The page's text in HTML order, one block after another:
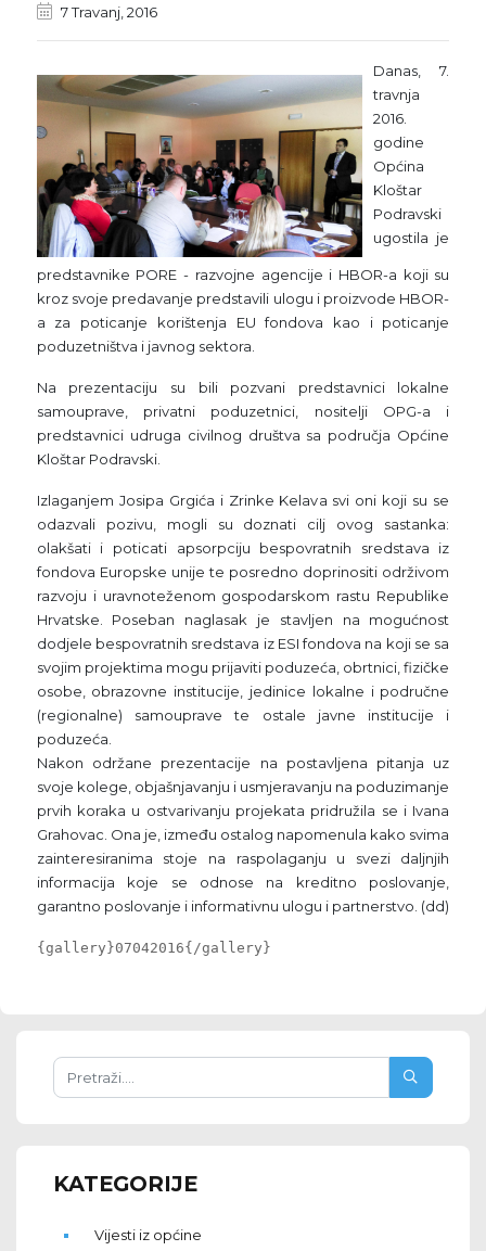
7 Travanj, 2016
Danas, 7.
travnja
2016.
godine
Općina
Kloštar
Podravski
ugostila je
predstavnike PORE - razvojne agencije i HBOR-a koji su
kroz svoje predavanje predstavili ulogu i proizvode HBOR-
a za poticanje korištenja EU fondova kao i poticanje
poduzetništva i javnog sektora.
Na prezentaciju su bili pozvani predstavnici lokalne
samouprave, privatni poduzetnici, nositelji OPG-a i
predstavnici udruga civilnog društva sa područja Općine
Kloštar Podravski.
Izlaganjem Josipa Grgića i Zrinke Kelava svi oni koji su se
odazvali pozivu, mogli su doznati cilj ovog sastanka:
olakšati i poticati apsorpciju bespovratnih sredstava iz
fondova Europske unije te posredno doprinositi održivom
razvoju i uravnoteženom gospodarskom rastu Republike
Hrvatske. Poseban naglasak je stavljen na mogućnost
dodjele bespovratnih sredstava iz ESI fondova na koji se sa
svojim projektima mogu prijaviti poduzeća, obrtnici, fizičke
osobe, obrazovne institucije, jedinice lokalne i područne
(regionalne) samouprave te ostale javne institucije i
poduzeća.
Nakon održane prezentacije na postavljena pitanja uz
svoje kolege, objašnjavanju i usmjeravanju na poduzimanje
prvih koraka u ostvarivanju projekata pridružila se i Ivana
Grahovac. Ona je, između ostalog napomenula kako svima
zainteresiranima stoje na raspolaganju u svezi daljnjih
informacija koje se odnose na kreditno poslovanje,
garantno poslovanje i informativnu ulogu i partnerstvo. (dd)
{gallery}07042016{/gallery}
KATEGORIJE
Vijesti iz općine